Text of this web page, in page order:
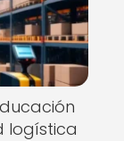
logística